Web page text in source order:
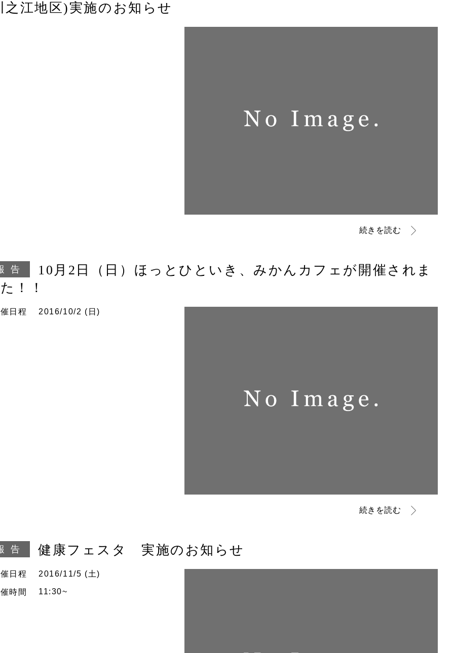
之江地区)実施のお知らせ
続きを読む
告
10月2日（日）ほっとひといき、みかんカフェが開催されま
！！
日程 2016/10/2 (日)
続きを読む
告 健康フェスタ 実施のお知らせ
日程 2016/11/5 (土)
時間 11:30~